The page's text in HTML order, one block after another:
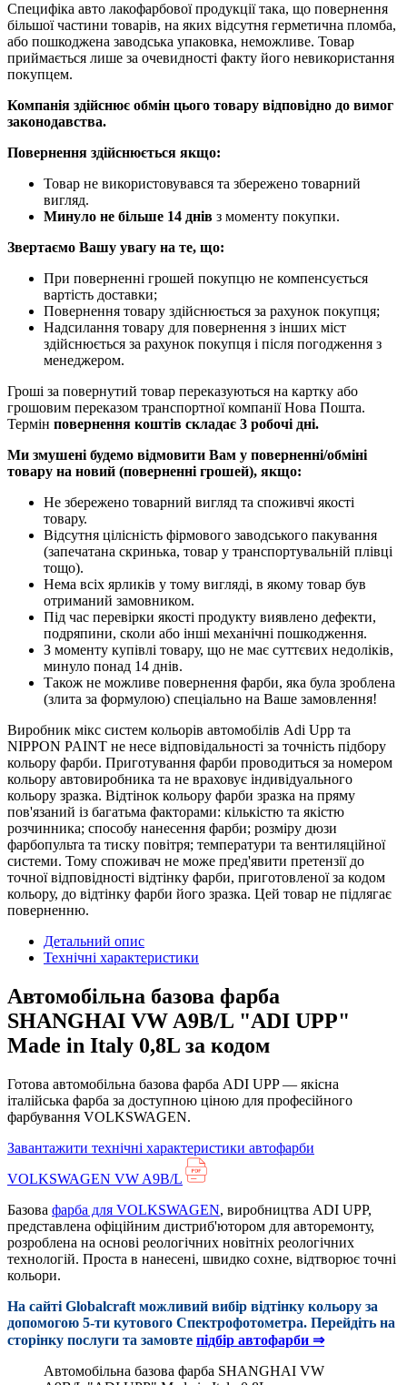
Специфіка авто лакофарбової продукції така, що повернення
більшої частини товарів, на яких відсутня герметична пломба,
або пошкоджена заводська упаковка, неможливе. Товар
приймається лише за очевидності факту його невикористання
покупцем.
Компанія здійснює обмін цього товару відповідно до вимог
законодавства.
Повернення здійснюється якщо:
Товар не використовувався та збережено товарний
вигляд.
Минуло не більше 14 днів з моменту покупки.
Звертаємо Вашу увагу на те, що:
При поверненні грошей покупцю не компенсується
вартість доставки;
Повернення товару здійснюється за рахунок покупця;
Надсилання товару для повернення з інших міст
здійснюється за рахунок покупця і після погодження з
менеджером.
Гроші за повернутий товар переказуються на картку або
грошовим переказом транспортної компанії Нова Пошта.
Термін повернення коштів складає 3 робочі дні.
Ми змушені будемо відмовити Вам у поверненні/обміні
товару на новий (поверненні грошей), якщо:
Не збережено товарний вигляд та споживчі якості
товару.
Відсутня цілісність фірмового заводського пакування
(запечатана скринька, товар у транспортувальній плівці
тощо).
Нема всіх ярликів у тому вигляді, в якому товар був
отриманий замовником.
Під час перевірки якості продукту виявлено дефекти,
подряпини, сколи або інші механічні пошкодження.
З моменту купівлі товару, що не має суттєвих недоліків,
минуло понад 14 днів.
Також не можливе повернення фарби, яка була зроблена
(злита за формулою) спеціально на Ваше замовлення!
Виробник мікс систем кольорів автомобілів Adi Upp та
NIPPON PAINT не несе відповідальності за точність підбору
кольору фарби. Приготування фарби проводиться за номером
кольору автовиробника та не враховує індивідуального
кольору зразка. Відтінок кольору фарби зразка на пряму
пов'язаний із багатьма факторами: кількістю та якістю
розчинника; способу нанесення фарби; розміру дюзи
фарбопульта та тиску повітря; температури та вентиляційної
системи. Тому споживач не може пред'явити претензії до
точної відповідності відтінку фарби, приготовленої за кодом
кольору, до відтінку фарби його зразка. Цей товар не підлягає
поверненню.
Детальний опис
Технічні характеристики
Автомобільна базова фарба
SHANGHAI VW A9B/L "ADI UPP"
Made in Italy 0,8L за кодом
Готова автомобільна базова фарба ADI UPP — якісна
італійська фарба за доступною ціною для професійного
фарбування VOLKSWAGEN.
Завантажити технічні характеристики автофарби
VOLKSWAGEN VW A9B/L
Базова фарба для VOLKSWAGEN, виробництва ADI UPP,
представлена офіційним дистриб'ютором для авторемонту,
розроблена на основі реологічних новітніх реологічних
технологій. Проста в нанесені, швидко сохне, відтворює точні
кольори.
На сайті Globalcraft можливий вибір відтінку кольору за
допомогою 5-ти кутового Cпектрофотометра. Перейдіть на
сторінку послуги та замовте підбір автофарби ⇒
Автомобільна базова фарба SHANGHAI VW